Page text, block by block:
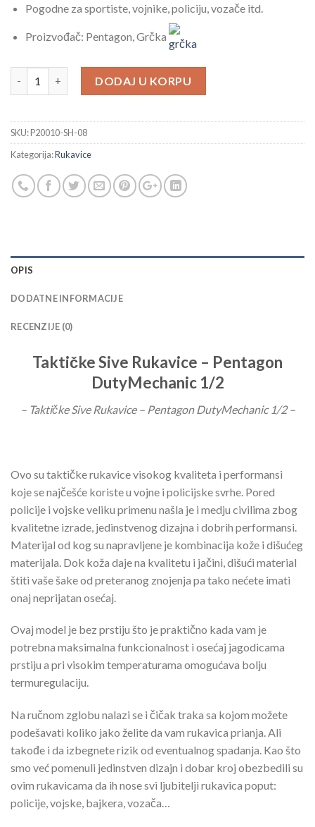
Pogodne za sportiste, vojnike, policiju, vozače itd.
Proizvođač: Pentagon, Grčka
DODAJ U KORPU
SKU:P20010-SH-08
Kategorija:Rukavice
OPIS
DODATNE INFORMACIJE
RECENZIJE (0)
Taktičke Sive Rukavice – Pentagon
DutyMechanic 1/2
– Taktičke Sive Rukavice – Pentagon DutyMechanic 1/2 –
Ovo su taktičke rukavice visokog kvaliteta i performansi
koje se najčešće koriste u vojne i policijske svrhe. Pored
policije i vojske veliku primenu našla je i medju civilima zbog
kvalitetne izrade, jedinstvenog dizajna i dobrih performansi.
Materijal od kog su napravljene je kombinacija kože i dišućeg
materijala. Dok koža daje na kvalitetu i jačini, dišući material
štiti vaše šake od preteranog znojenja pa tako nećete imati
onaj neprijatan osećaj.
Ovaj model je bez prstiju što je praktično kada vam je
potrebna maksimalna funkcionalnost i osećaj jagodicama
prstiju a pri visokim temperaturama omogućava bolju
termuregulaciju.
Na ručnom zglobu nalazi se i čičak traka sa kojom možete
podešavati koliko jako želite da vam rukavica prianja. Ali
takođe i da izbegnete rizik od eventualnog spadanja. Kao što
smo već pomenuli jedinstven dizajn i dobar kroj obezbedili su
ovim rukavicama da ih nose svi ljubitelji rukavica poput:
policije, vojske, bajkera, vozača…